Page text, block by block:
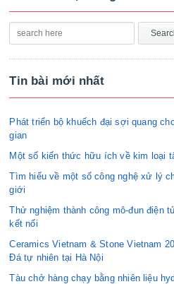
Tin bài mới nhất
Phát triển bộ khuếch đại sợi quang
gian
Một số kiến thức hữu ích về kim loại
Tìm hiểu về một số công nghệ xử lý
giới
Thử nghiệm thành công mô-đun điện
kết nối
Ceramics Vietnam & Stone Vietnam
Đá tự nhiên tại Hà Nội
Tàu chở hàng chạy bằng nhiên liệu